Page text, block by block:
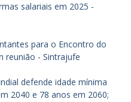
salariais em 2025 -
para o Encontro do
reunião - Sintrajufe
defende idade mínima
2040 e 78 anos em 2060;